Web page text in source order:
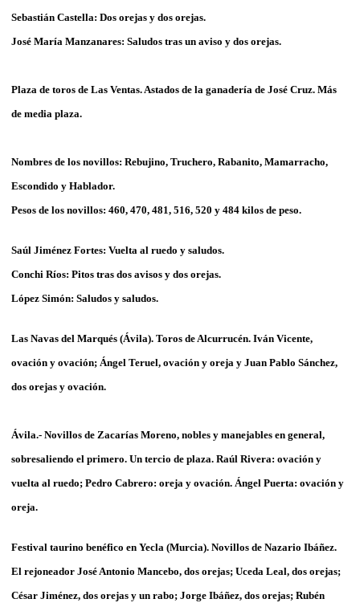
Sebastián Castella: Dos orejas y dos orejas.
José María Manzanares: Saludos tras un aviso y dos orejas.
Plaza de toros de Las Ventas. Astados de la ganadería de José Cruz. Más
de media plaza.
Nombres de los novillos: Rebujino, Truchero, Rabanito, Mamarracho,
Escondido y Hablador.
Pesos de los novillos: 460, 470, 481, 516, 520 y 484 kilos de peso.
Saúl Jiménez Fortes: Vuelta al ruedo y saludos.
Conchi Ríos: Pitos tras dos avisos y dos orejas.
López Simón: Saludos y saludos.
Las Navas del Marqués (Ávila). Toros de Alcurrucén. Iván Vicente,
ovación y ovación; Ángel Teruel, ovación y oreja y Juan Pablo Sánchez,
dos orejas y ovación.
Ávila.- Novillos de Zacarías Moreno, nobles y manejables en general,
sobresaliendo el primero. Un tercio de plaza. Raúl Rivera: ovación y
vuelta al ruedo; Pedro Cabrero: oreja y ovación. Ángel Puerta: ovación y
oreja.
Festival taurino benéfico en Yecla (Murcia). Novillos de Nazario Ibáñez.
El rejoneador José Antonio Mancebo, dos orejas; Uceda Leal, dos orejas;
César Jiménez, dos orejas y un rabo; Jorge Ibáñez, dos orejas; Rubén